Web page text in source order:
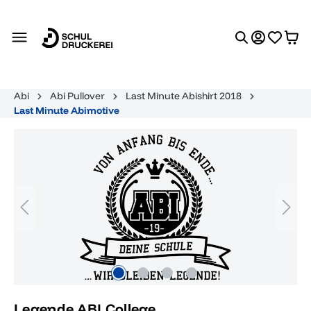
Abi Abi Pullover
Last Minute Abishirt 2018
Last Minute Abimotive
Bildergalerie überspringen